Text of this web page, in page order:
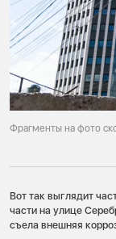
Фрагменты на фото
Вот так выглядит
части на улице
съела внешняя